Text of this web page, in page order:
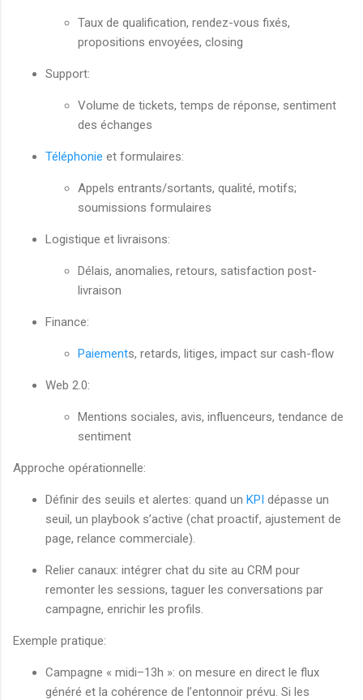
Taux de qualification, rendez-vous fixés,
propositions envoyées, closing
Support:
Volume de tickets, temps de réponse, sentiment
des échanges
Téléphonie et formulaires:
Appels entrants/sortants, qualité, motifs;
soumissions formulaires
Logistique et livraisons:
Délais, anomalies, retours, satisfaction post-
livraison
Finance:
Paiements, retards, litiges, impact sur cash-flow
Web 2.0:
Mentions sociales, avis, influenceurs, tendance de
sentiment
Approche opérationnelle:
Définir des seuils et alertes: quand un KPI dépasse un
seuil, un playbook s’active (chat proactif, ajustement de
page, relance commerciale).
Relier canaux: intégrer chat du site au CRM pour
remonter les sessions, taguer les conversations par
campagne, enrichir les profils.
Exemple pratique:
Campagne « midi–13h »: on mesure en direct le flux
généré et la cohérence de l’entonnoir prévu. Si les